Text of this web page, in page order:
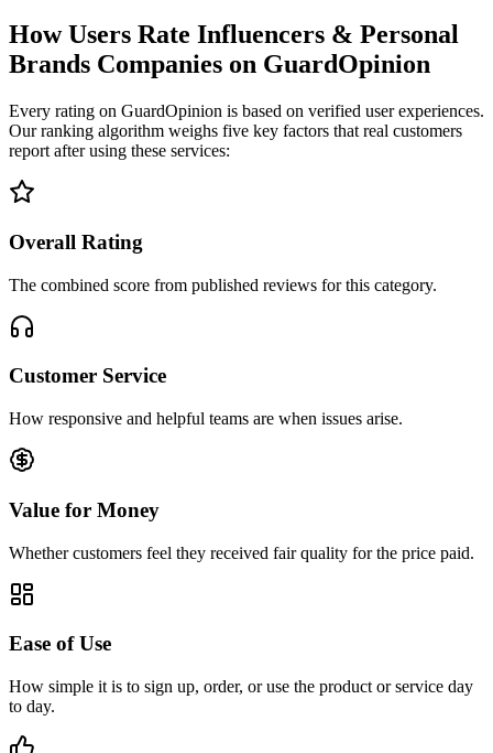
How Users Rate Influencers & Personal
Brands Companies on GuardOpinion
Every rating on GuardOpinion is based on verified user experiences.
Our ranking algorithm weighs five key factors that real customers
report after using these services:
Overall Rating
The combined score from published reviews for this category.
Customer Service
How responsive and helpful teams are when issues arise.
Value for Money
Whether customers feel they received fair quality for the price paid.
Ease of Use
How simple it is to sign up, order, or use the product or service day
to day.